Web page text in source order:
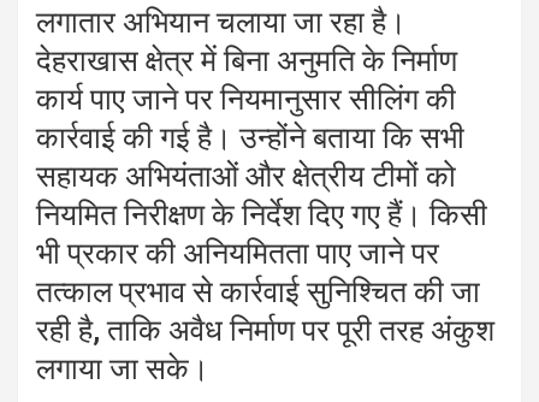
लगातार अभियान चलाया जा रहा है।
देहराखास क्षेत्र में बिना अनुमति के निर्माण
कार्य पाए जाने पर नियमानुसार सीलिंग की
कार्रवाई की गई है। उन्होंने बताया कि सभी
सहायक अभियंताओं और क्षेत्रीय टीमों को
नियमित निरीक्षण के निर्देश दिए गए हैं। किसी
भी प्रकार की अनियमितता पाए जाने पर
तत्काल प्रभाव से कार्रवाई सुनिश्चित की जा
रही है, ताकि अवैध निर्माण पर पूरी तरह अंकुश
लगाया जा सके।